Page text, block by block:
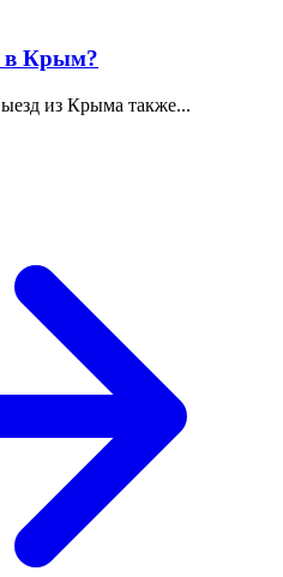
в Крым?
из Крыма также...